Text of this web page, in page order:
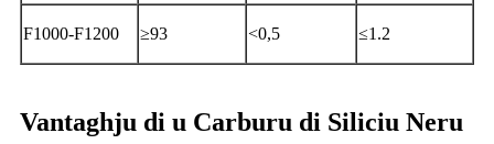
F1000-F1200 ≥93 <0,5 ≤1.2
Vantaghju di u Carburu di Siliciu Neru